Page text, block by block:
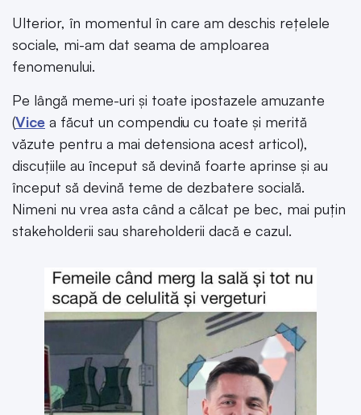
Ulterior, în momentul în care am deschis rețelele
sociale, mi-am dat seama de amploarea
fenomenului.
Pe lângă meme-uri și toate ipostazele amuzante
(Vice a făcut un compendiu cu toate și merită
văzute pentru a mai detensiona acest articol),
discuțiile au început să devină foarte aprinse și au
început să devină teme de dezbatere socială.
Nimeni nu vrea asta când a călcat pe bec, mai puțin
stakeholderii sau shareholderii dacă e cazul.